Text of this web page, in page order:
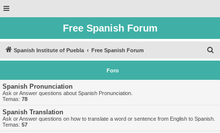
Free Spanish Forum
Spanish Institute of Puebla Free Spanish Forum
u
Foro
Spanish Pronunciation
Ask or Answer questions about Spanish Pronunciation.
Temas: 78
Spanish Translation
Ask or Answer questions on how to translate a word or sentence from English to Spanish.
Temas: 57